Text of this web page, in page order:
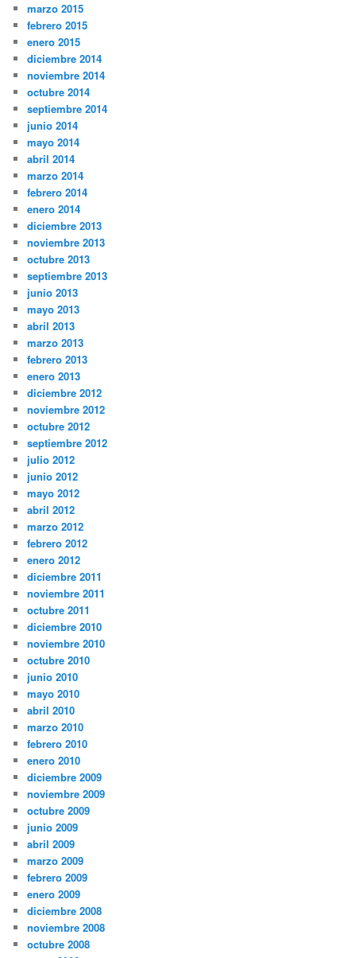
marzo 2015
febrero 2015
enero 2015
diciembre 2014
noviembre 2014
octubre 2014
septiembre 2014
junio 2014
mayo 2014
abril 2014
marzo 2014
febrero 2014
enero 2014
diciembre 2013
noviembre 2013
octubre 2013
septiembre 2013
junio 2013
mayo 2013
abril 2013
marzo 2013
febrero 2013
enero 2013
diciembre 2012
noviembre 2012
octubre 2012
septiembre 2012
julio 2012
junio 2012
mayo 2012
abril 2012
marzo 2012
febrero 2012
enero 2012
diciembre 2011
noviembre 2011
octubre 2011
diciembre 2010
noviembre 2010
octubre 2010
junio 2010
mayo 2010
abril 2010
marzo 2010
febrero 2010
enero 2010
diciembre 2009
noviembre 2009
octubre 2009
junio 2009
abril 2009
marzo 2009
febrero 2009
enero 2009
diciembre 2008
noviembre 2008
octubre 2008